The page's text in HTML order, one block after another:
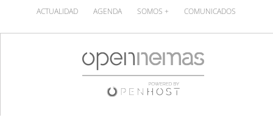
ACTUALIDAD
AGENDA SOMOS + COMUNICADOS